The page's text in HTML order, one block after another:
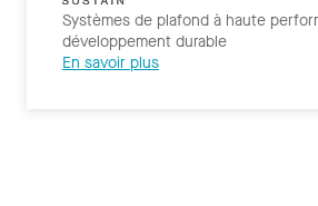
Systèmes de plafond à haute
développement durable
En savoir plus